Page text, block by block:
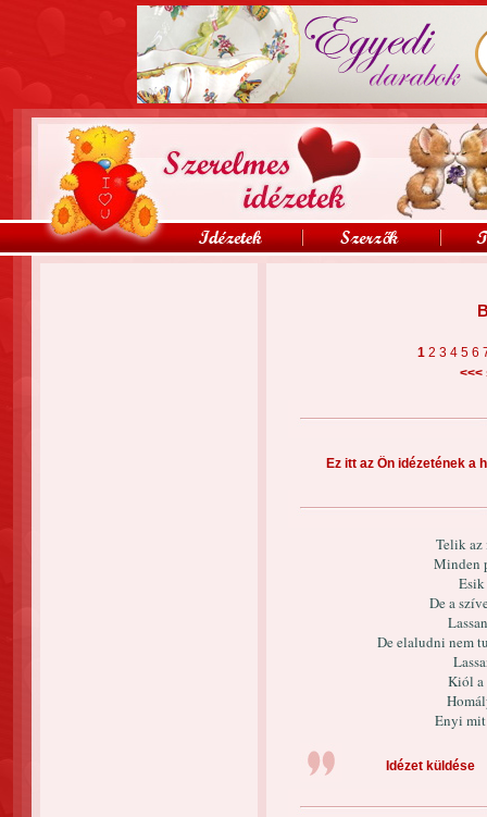
1 2 3 4 5 6
<<<
Ez itt az Ön idézetének a
Telik az
Minden
Esik
De a
De elaludni nem
Kiól a
Enyi mit
Idézet küldése